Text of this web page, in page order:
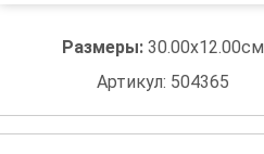
Размеры: 30.00x12.00см
Артикул: 504365